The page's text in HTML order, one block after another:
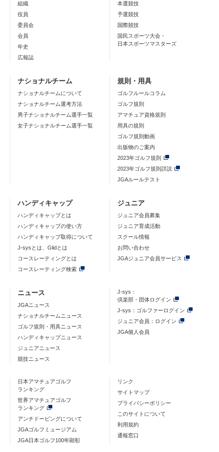
組織
役員
委員会
会員
年史
広報誌
本選競技
予選競技
国際競技
国民スポーツ大会・
日本スポーツマスターズ
ナショナルチーム
ナショナルチームについて
ナショナルチーム選考方法
男子ナショナルチーム選手一覧
女子ナショナルチーム選手一覧
規則・用具
ゴルフルールコラム
ゴルフ規則
アマチュア資格規則
用具の規則
ゴルフ規則動画
出版物のご案内
2023年ゴルフ規則
2023年ゴルフ規則詳説
JGAルールテスト
ハンディキャップ
ハンディキャップとは
ハンディキャップの使い方
ハンディキャップ取得について
J-sysとは、Glidとは
コースレーティングとは
コースレーティング検索
ジュニア
ジュニア会員募集
ジュニア育成活動
スクール情報
お問い合わせ
JGAジュニア会員サービス
ニュース
JGAニュース
ナショナルチームニュース
ゴルフ規則・用具ニュース
ハンディキャップニュース
ジュニアニュース
競技ニュース
J-sys：
倶楽部・団体ログイン
J-sys：ゴルファーログイン
ジュニア会員：ログイン
JGA個人会員
日本アマチュアゴルフ
ランキング
世界アマチュアゴルフ
ランキング
アンチドーピングについて
JGAゴルフミュージアム
JGA日本ゴルフ100年顕彰
リンク
サイトマップ
プライバシーポリシー
このサイトについて
利用規約
通報窓口